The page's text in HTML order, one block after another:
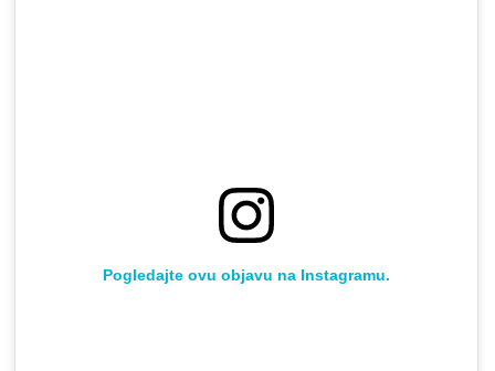
Pogledajte ovu objavu na Instagramu.